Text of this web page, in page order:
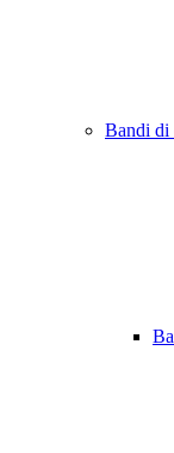
Bandi di